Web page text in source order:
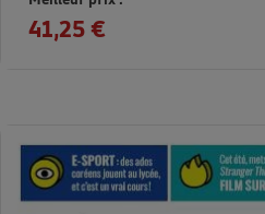
41,25 €